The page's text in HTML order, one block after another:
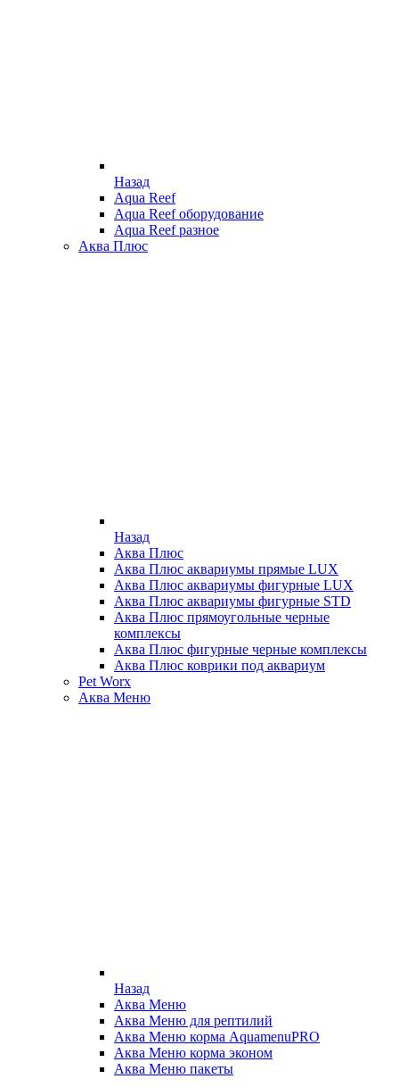
Назад
Aqua Reef
Aqua Reef оборудование
Aqua Reef разное
Аква Плюс
Назад
Аква Плюс
Аква Плюс аквариумы прямые LUX
Аква Плюс аквариумы фигурные LUX
Аква Плюс аквариумы фигурные STD
Аква Плюс прямоугольные черные
комплексы
Аква Плюс фигурные черные комплексы
Аква Плюс коврики под аквариум
Pet Worx
Аква Меню
Назад
Аква Меню
Аква Меню для рептилий
Аква Меню корма AquamenuPRO
Аква Меню корма эконом
Аква Меню пакеты